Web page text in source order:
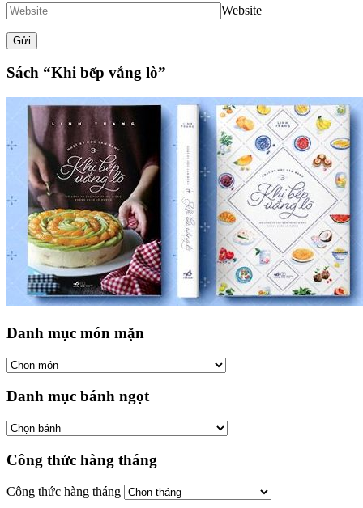
Website
Sách “Khi bếp vắng lò”
Danh mục món mặn
Danh mục bánh ngọt
Công thức hàng tháng
Công thức hàng tháng